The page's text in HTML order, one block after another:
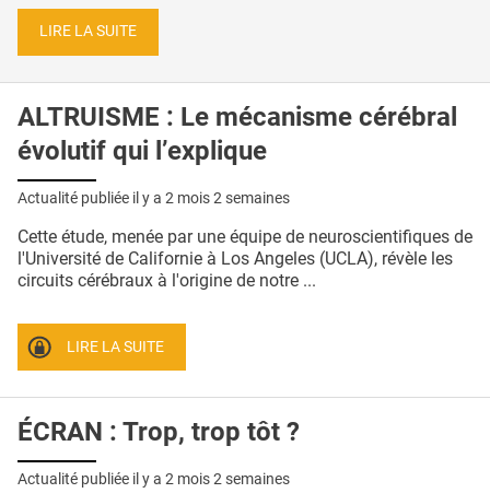
LIRE LA SUITE
ALTRUISME : Le mécanisme cérébral
évolutif qui l’explique
Actualité publiée il y a 2 mois 2 semaines
Cette étude, menée par une équipe de neuroscientifiques de
l'Université de Californie à Los Angeles (UCLA), révèle les
circuits cérébraux à l'origine de notre ...
LIRE LA SUITE
ÉCRAN : Trop, trop tôt ?
Actualité publiée il y a 2 mois 2 semaines